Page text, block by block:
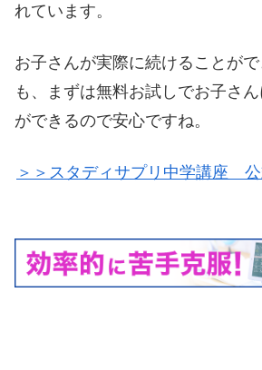
れています。
お子さんが実際に続けることが
も、まずは無料お試しでお子さ
ができるので安心ですね。
＞＞スタディサプリ中学講座